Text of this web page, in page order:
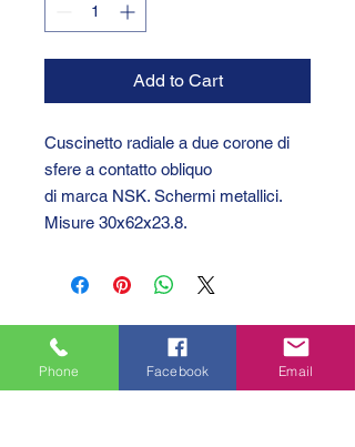
Add to Cart
Cuscinetto radiale a due corone di
sfere a contatto obliquo
di marca NSK. Schermi metallici.
Misure 30x62x23.8.
Phone Facebook Email